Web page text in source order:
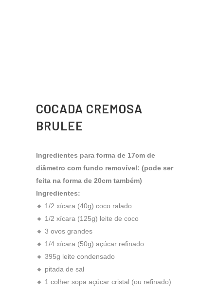
COCADA CREMOSA
BRULEE
Ingredientes para forma de 17cm de
diâmetro com fundo removível: (pode ser
feita na forma de 20cm também)
Ingredientes:
🔸 1/2 xícara (40g) coco ralado
🔸 1/2 xícara (125g) leite de coco
🔸 3 ovos grandes
🔸 1/4 xícara (50g) açúcar refinado
🔸 395g leite condensado
🔸 pitada de sal
🔸 1 colher sopa açúcar cristal (ou refinado)